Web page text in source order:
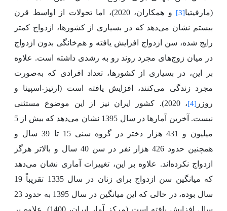
(مارفیتیا[3]
و همکاران، 2020)، اما تحولات از اواسط قرن
بیستم نشان می‌دهد که در بسیاری از کشورها، ازدواج کمتر
رایج شده، سن ازدواج افزایش یافته و هم‌خانگی بدون ازدواج
در میان زوج‌های مجرد روند رو به رشدی داشته است. علاوه
بر این، در بسیاری از کشورها، تعداد افرادی که به‌صورت
مجرد زندگی می‌کنند، افزایش یافته است (ارتیز-اسپینا و
روزر [4]
، 2020). کشور ایران نیز از این موضوع مستثنی
نیست. آخرین آمارها در سال 1395 نشان می‌دهد که بیش از 5
میلیون و 431 هزار دختر در گروه سنی 15 تا 39 سال و
همچنین حدود 426 هزار نفر در سن 40 سال و بالاتر هرگز
ازدواج نکرده‌اند. علاوه بر این، تغییرات آماری نشان می‌دهد
که میانگین سن ازدواج برای زنان در سال 1335 تقریباً 19
سال بوده، در حالی که این میانگین در سال 1395 به حدود 23
سال افزایش یافته است (مرکز آمار ایران، 1400). علاوه بر